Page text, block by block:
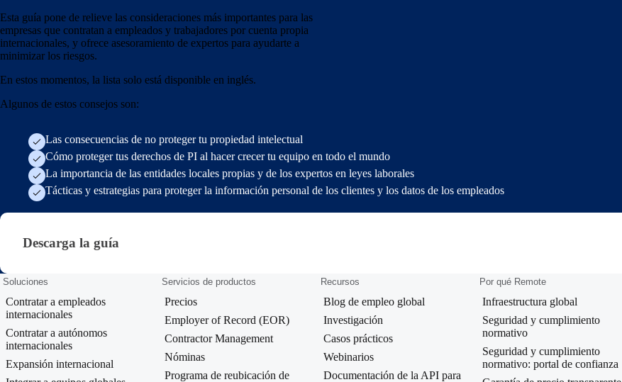
Esta guía pone de relieve las consideraciones más importantes para las
empresas que contratan a empleados y trabajadores por cuenta propia
internacionales, y ofrece asesoramiento de expertos para ayudarte a
minimizar los riesgos.
En estos momentos, la lista solo está disponible en inglés.
Algunos de estos consejos son:
Las consecuencias de no proteger tu propiedad intelectual
Cómo proteger tus derechos de PI al hacer crecer tu equipo en todo el mundo
La importancia de las entidades locales propias y de los expertos en leyes laborales
Tácticas y estrategias para proteger la información personal de los clientes y los datos de los empleados
Descarga la guía · es-es — blt71b5dc85b484c103
Descarga la guía
Soluciones
Contratar a empleados
internacionales
Contratar a autónomos
internacionales
Expansión internacional
Servicios de productos
Precios
Employer of Record (EOR)
Contractor Management
Nóminas
Programa de reubicación de
Recursos
Blog de empleo global
Investigación
Casos prácticos
Webinarios
Documentación de la API para
Por qué Remote
Infraestructura global
Seguridad y cumplimiento
normativo
Seguridad y cumplimiento
normativo: portal de confianza